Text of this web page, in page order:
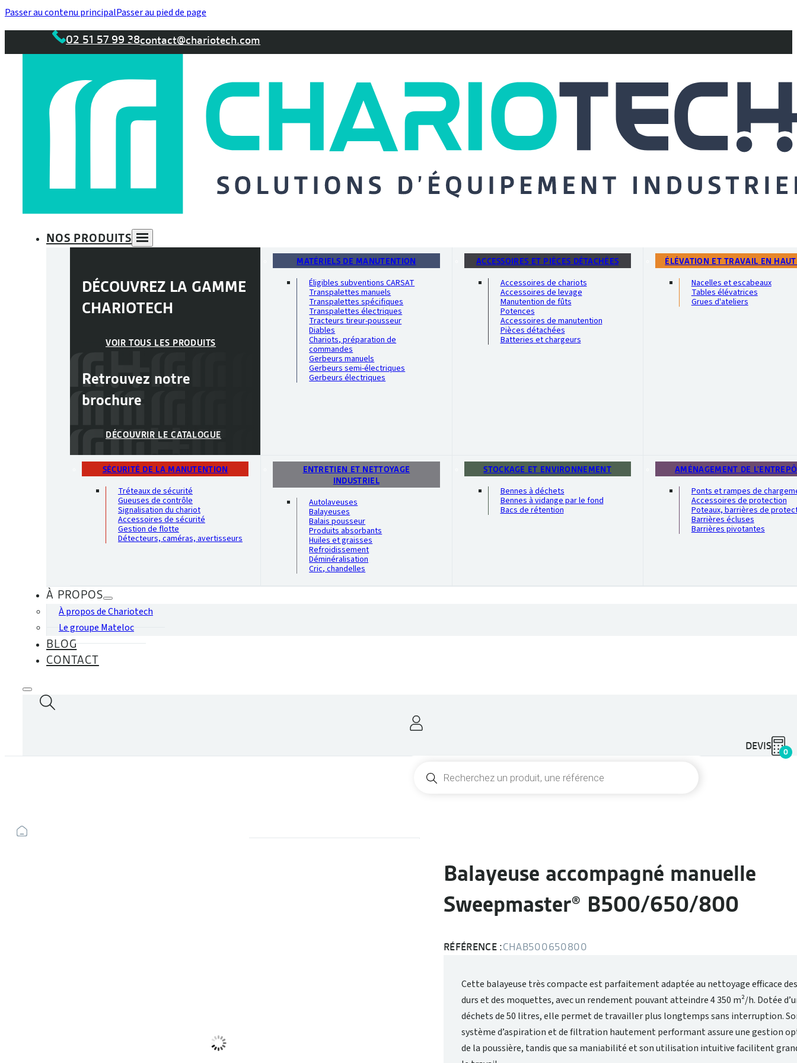
Passer au contenu principalPasser au pied de page
02 51 57 99 38contact@chariotech.com
NOS PRODUITS
DÉCOUVREZ LA GAMME
CHARIOTECH
VOIR TOUS LES PRODUITS
Retrouvez notre
brochure
DÉCOUVRIR LE CATALOGUE
MATÉRIELS DE MANUTENTION
Éligibles subventions CARSAT
Transpalettes manuels
Transpalettes spécifiques
Transpalettes électriques
Tracteurs tireur-pousseur
Diables
Chariots, préparation de
commandes
Gerbeurs manuels
Gerbeurs semi-électriques
Gerbeurs électriques
ACCESSOIRES ET PIÈCES DÉTACHÉES
Accessoires de chariots
Accessoires de levage
Manutention de fûts
Potences
Accessoires de manutention
Pièces détachées
Batteries et chargeurs
ÉLÉVATION ET TRAVAIL EN
Nacelles et escabeaux
Tables élévatrices
Grues d'ateliers
SÉCURITÉ DE LA MANUTENTION
Tréteaux de sécurité
Gueuses de contrôle
Signalisation du chariot
Accessoires de sécurité
Gestion de flotte
Détecteurs, caméras, avertisseurs
ENTRETIEN ET NETTOYAGE
INDUSTRIEL
Autolaveuses
Balayeuses
Balais pousseur
Produits absorbants
Huiles et graisses
Refroidissement
Déminéralisation
Cric, chandelles
STOCKAGE ET ENVIRONNEMENT
Bennes à déchets
Bennes à vidange par le fond
Bacs de rétention
AMÉNAGEMENT DE
Ponts et rampes de
Accessoires de protection
Poteaux, barrières de
Barrières écluses
Barrières pivotantes
À PROPOS
À propos de Chariotech
Le groupe Mateloc
BLOG
CONTACT
produits
0
DEVIS
Balayeuse accompagné manuelle
Sweepmaster® B500/650/800
RÉFÉRENCE :CHAB500650800
Cette balayeuse très compacte est parfaitement adaptée au nettoyage efficace
durs et des moquettes, avec un rendement pouvant atteindre 4 350 m²/h. Dotée
déchets de 50 litres, elle permet de travailler plus longtemps sans interruption.
système d’aspiration et de filtration hautement performant assure une gestion
de la poussière, tandis que sa maniabilité et son utilisation intuitive facilitent